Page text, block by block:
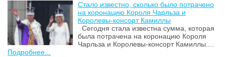
Стало известно, сколько было потрачено
на коронацию Короля Чарльза и
Королевы-консорт Камиллы
Сегодня стала известна сумма, которая
была потрачена на коронацию Короля
Чарльза и Королевы-консорт Камиллы....
Подробнее...